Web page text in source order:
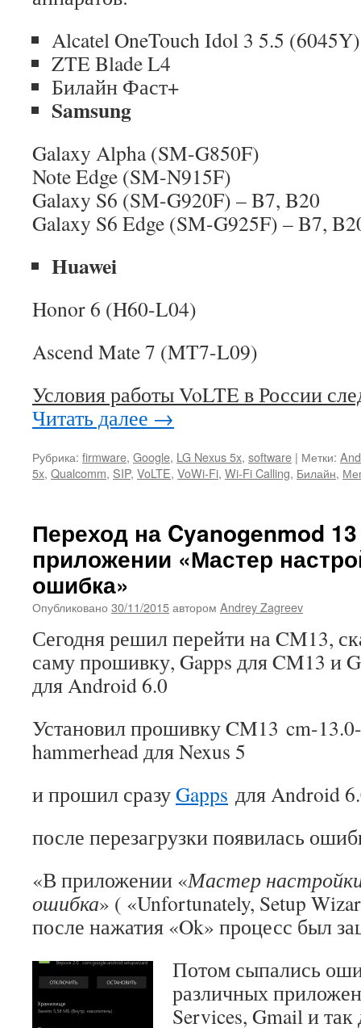
Alcatel OneTouch Idol 3 5.5 (6045Y)
ZTE Blade L4
Билайн Фаст+
Samsung
Galaxy Alpha (SM-G850F)
Note Edge (SM-N915F)
Galaxy S6 (SM-G920F) – B7, B20
Galaxy S6 Edge (SM-G925F) – B7,
Huawei
Honor 6 (H60-L04)
Ascend Mate 7 (MT7-L09)
Условия работы VoLTE в России
Читать далее →
Рубрика: firmware, Google, LG Nexus 5x, software | Метки:
5x, Qualcomm, SIP, VoLTE, VoWi-Fi, Wi-Fi Calling, Билайн,
Переход на Cyanogenmod
приложении «Мастер
ошибка»
Опубликовано 30/11/2015автором Andrey Zagreev
Сегодня решил перейти на CM13,
саму прошивку, Gapps для CM13 и
для Android 6.0
Установил прошивку CM13 cm-
hammerhead для Nexus 5
и прошил сразуGapps для Android
после перезагрузки появилась
«В приложении «Мастер
ошибка» ( «Unfortunately, Setup
после нажатия «Ok» процесс был
Потом сыпались
различных
Services, Gmail и так